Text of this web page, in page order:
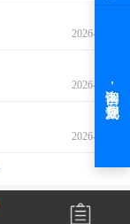
2026-08-07
2026-08-07
2026-08-07